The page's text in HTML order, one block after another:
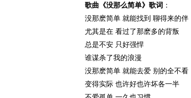
歌曲《没那么简单》歌词 ：
没那麽简单 就能找到 聊得来的伴
尤其是在 看过了那麽多的背叛
总是不安 只好强悍
谁谋杀了我的浪漫
没那麽简单 就能去爱 别的全不看
变得实际 也许好也许坏各一半